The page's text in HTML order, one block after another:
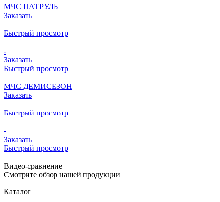
МЧС ПАТРУЛЬ
Заказать
Быстрый просмотр
-
Заказать
Быстрый просмотр
МЧС ДЕМИСЕЗОН
Заказать
Быстрый просмотр
-
Заказать
Быстрый просмотр
Видео-сравнение
Смотрите обзор нашей продукции
Каталог